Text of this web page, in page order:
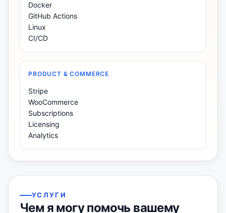
Docker
GitHub Actions
Linux
CI/CD
PRODUCT & COMMERCE
Stripe
WooCommerce
Subscriptions
Licensing
Analytics
УСЛУГИ
Чем я могу помочь вашему